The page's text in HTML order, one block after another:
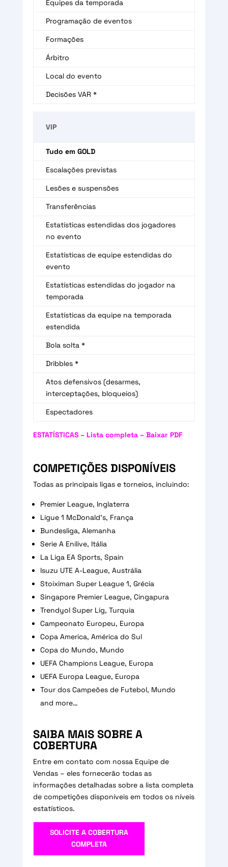
Equipes da temporada
Programação de eventos
Formações
Árbitro
Local do evento
Decisões VAR *
VIP
Tudo em GOLD
Escalações previstas
Lesões e suspensões
Transferências
Estatísticas estendidas dos jogadores
no evento
Estatísticas de equipe estendidas do
evento
Estatísticas estendidas do jogador na
temporada
Estatísticas da equipe na temporada
estendida
Bola solta *
Dribbles *
Atos defensivos (desarmes,
interceptações, bloqueios)
Espectadores
ESTATÍSTICAS – Lista completa – Baixar PDF
COMPETIÇÕES DISPONÍVEIS
Todas as principais ligas e torneios, incluindo:
Premier League, Inglaterra
Ligue 1 McDonald’s, França
Bundesliga, Alemanha
Serie A Enilive, Itália
La Liga EA Sports, Spain
Isuzu UTE A-League, Austrália
Stoiximan Super League 1, Grécia
Singapore Premier League, Cingapura
Trendyol Super Lig, Turquia
Campeonato Europeu, Europa
Copa America, América do Sul
Copa do Mundo, Mundo
UEFA Champions League, Europa
UEFA Europa League, Europa
Tour dos Campeões de Futebol, Mundo
and more…
SAIBA MAIS SOBRE A
COBERTURA
Entre em contato com nossa Equipe de
Vendas – eles fornecerão todas as
informações detalhadas sobre a lista completa
de competições disponíveis em todos os níveis
estatísticos.
SOLICITE A COBERTURA
COMPLETA